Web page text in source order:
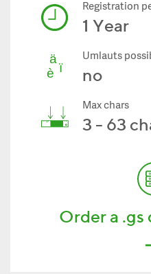
Registration
1 Year
Umlauts
no
Max chars
3 - 63
Order a